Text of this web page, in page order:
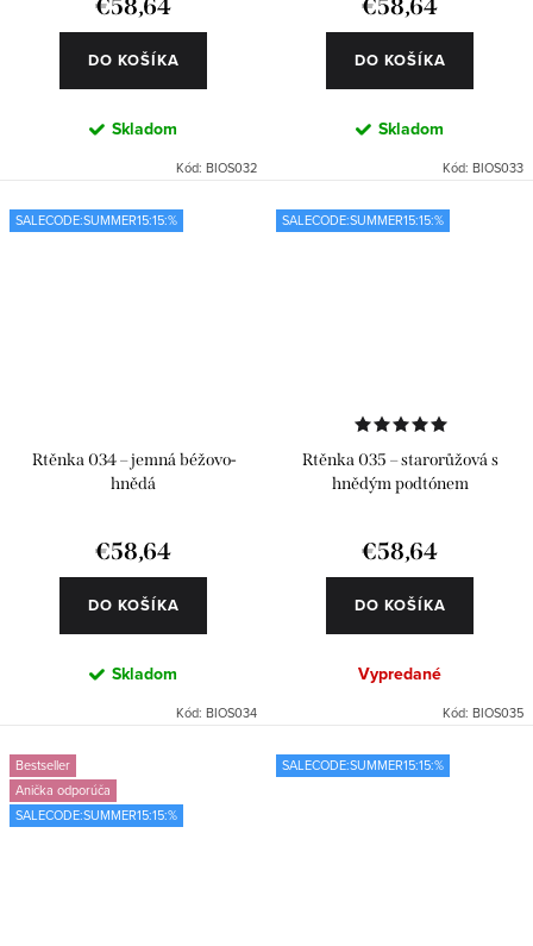
€58,64
DO KOŠÍKA
Skladom
Kód: BIOS032
€58,64
DO KOŠÍKA
Skladom
Kód: BIOS033
SALECODE:SUMMER15:15:%
Rtěnka 034 – jemná béžovo-
hnědá
€58,64
DO KOŠÍKA
Skladom
Kód: BIOS034
SALECODE:SUMMER15:15:%
Rtěnka 035 – starorůžová s
hnědým podtónem
€58,64
DO KOŠÍKA
Vypredané
Kód: BIOS035
Bestseller
Anička odporúča
SALECODE:SUMMER15:15:%
SALECODE:SUMMER15:15:%